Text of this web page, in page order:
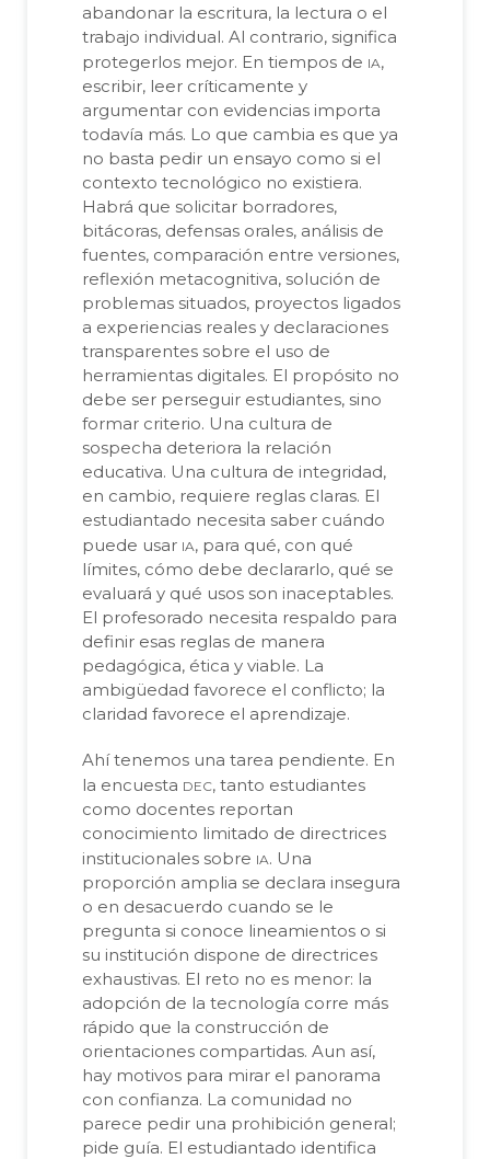
abandonar la escritura, la lectura o el
trabajo individual. Al contrario, significa
protegerlos mejor. En tiempos de ia,
escribir, leer críticamente y
argumentar con evidencias importa
todavía más. Lo que cambia es que ya
no basta pedir un ensayo como si el
contexto tecnológico no existiera.
Habrá que solicitar borradores,
bitácoras, defensas orales, análisis de
fuentes, comparación entre versiones,
reflexión metacognitiva, solución de
problemas situados, proyectos ligados
a experiencias reales y declaraciones
transparentes sobre el uso de
herramientas digitales. El propósito no
debe ser perseguir estudiantes, sino
formar criterio. Una cultura de
sospecha deteriora la relación
educativa. Una cultura de integridad,
en cambio, requiere reglas claras. El
estudiantado necesita saber cuándo
puede usar ia, para qué, con qué
límites, cómo debe declararlo, qué se
evaluará y qué usos son inaceptables.
El profesorado necesita respaldo para
definir esas reglas de manera
pedagógica, ética y viable. La
ambigüedad favorece el conflicto; la
claridad favorece el aprendizaje.
Ahí tenemos una tarea pendiente. En
la encuesta dec, tanto estudiantes
como docentes reportan
conocimiento limitado de directrices
institucionales sobre ia. Una
proporción amplia se declara insegura
o en desacuerdo cuando se le
pregunta si conoce lineamientos o si
su institución dispone de directrices
exhaustivas. El reto no es menor: la
adopción de la tecnología corre más
rápido que la construcción de
orientaciones compartidas. Aun así,
hay motivos para mirar el panorama
con confianza. La comunidad no
parece pedir una prohibición general;
pide guía. El estudiantado identifica